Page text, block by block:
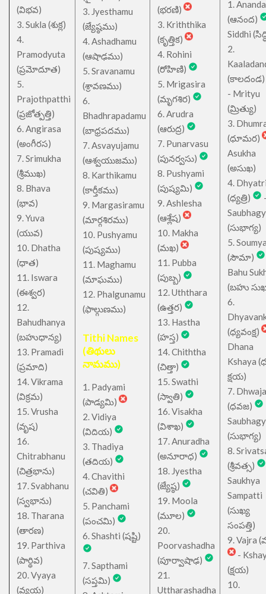
(విభవ)
3. Sukla (శుక్ల)
4.
Pramodyuta
(ప్రమోదూత)
5.
Prajothpatthi
(ప్రజోత్పత్తి)
6. Angirasa
(అంగీరస)
7. Srimukha
(శ్రీముఖ)
8. Bhava
(భావ)
9. Yuva
(యువ)
10. Dhatha
(ధాత)
11. Iswara
(ఈశ్వర)
12.
Bahudhanya
(బహుధాన్య)
13. Pramadi
(ప్రమాది)
14. Vikrama
(విక్రమ)
15. Vrusha
(వృష)
16.
Chitrabhanu
(చిత్రభాను)
17. Svabhanu
(స్వభాను)
18. Tharana
(తారణ)
19. Parthiva
(పార్థివ)
20. Vyaya
(వ్యయ)
3. Jyesthamu
(జ్యేష్ఠము)
4. Ashadhamu
(ఆషాఢము)
5. Sravanamu
(శ్రావణము)
6.
Bhadhrapadamu
(బాధ్రపదము)
7. Asvayujamu
(ఆశ్వయుజము)
8. Karthikamu
(కార్తీకము)
9. Margasiramu
(మార్గశిరము)
10. Pushyamu
(పుష్యము)
11. Maghamu
(మాఘము)
12. Phalgunamu
(ఫాల్గుణము)
Tithi Names
(తిథులు
నామము)
1. Padyami
(పాడ్యమి)
2. Vidiya
(విదియ)
3. Thadiya
(తదియ)
4. Chavithi
(చవితి)
5. Panchami
(పంచమి)
6. Shashti (షష్టి)
7. Sapthami
(సప్తమి)
(భరణి)
3. Kriththika
(కృత్తిక)
4. Rohini
(రోహిణి)
5. Mrigasira
(మృగశిర)
6. Arudra
(ఆరుద్ర)
7. Punarvasu
(పునర్వసు)
8. Pushyami
(పుష్యమి)
9. Ashlesha
(ఆశ్లేష)
10. Makha
(మఖ)
11. Pubba
(పుబ్బ)
12. Uththara
(ఉత్తర)
13. Hastha
(హస్త)
14. Chiththa
(చిత్తా)
15. Swathi
(స్వాతి)
16. Visakha
(విశాఖ)
17. Anuradha
(అనూరాధ)
18. Jyestha
(జ్యేష్ఠ)
19. Moola
(మూల)
20.
Poorvashadha
(పూర్వాషాఢ)
21.
Uttharashadha
1. Ananda
(ఆనంద)
Siddhi
2.
(కాలదండ)
- Mrityu
(మ్రిత్యు)
3.
(ధూమర)
Asukha
(అసుఖ)
4.
(ధ్యత్రి)
(సుభాగ్య)
5.
(సౌమా)
Bahu
(బహు
6.
(ధ్యవంక్ష)
Dhana
Kshaya
క్షయ)
7. Dhwaja
(ధవజ)
(సుభాగ్య)
8.
(శ్రీవత్స)
Saukhya
Sampatti
(సుఖ్య
సంపత్తి)
9. Vajra
-
(క్షయ)
10.